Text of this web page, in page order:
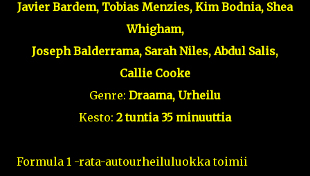
Javier Bardem, Tobias Menzies, Kim Bodnia, Shea
Whigham,
Joseph Balderrama, Sarah Niles, Abdul Salis,
Callie Cooke
Genre: Draama, Urheilu
Kesto: 2 tuntia 35 minuuttia
Formula 1 -rata-autourheiluluokka toimii